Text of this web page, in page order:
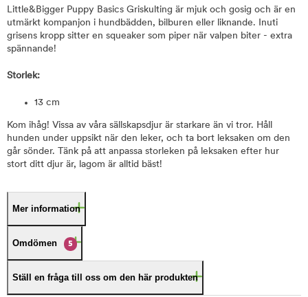
Little&Bigger Puppy Basics Griskulting är mjuk och gosig och är en
utmärkt kompanjon i hundbädden, bilburen eller liknande. Inuti
grisens kropp sitter en squeaker som piper när valpen biter - extra
spännande!
Storlek:
13 cm
Kom ihåg! Vissa av våra sällskapsdjur är starkare än vi tror. Håll
hunden under uppsikt när den leker, och ta bort leksaken om den
går sönder. Tänk på att anpassa storleken på leksaken efter hur
stort ditt djur är, lagom är alltid bäst!
Mer information
Omdömen 5
Ställ en fråga till oss om den här produkten